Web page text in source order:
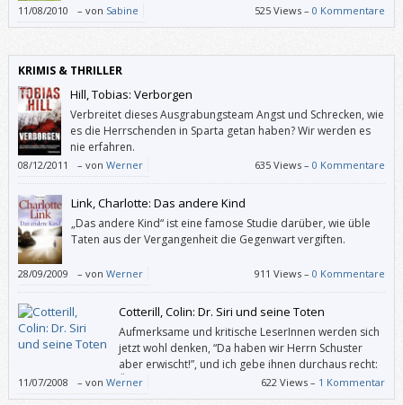
11/08/2010 – von Sabine 525 Views –0 Kommentare
KRIMIS & THRILLER
Hill, Tobias: Verborgen
Verbreitet dieses Ausgrabungsteam Angst und Schrecken, wie
es die Herrschenden in Sparta getan haben? Wir werden es
nie erfahren.
08/12/2011 – von Werner 635 Views –0 Kommentare
Link, Charlotte: Das andere Kind
„Das andere Kind“ ist eine famose Studie darüber, wie üble
Taten aus der Vergangenheit die Gegenwart vergiften.
28/09/2009 – von Werner 911 Views –0 Kommentare
Cotterill, Colin: Dr. Siri und seine Toten
Aufmerksame und kritische LeserInnen werden sich
jetzt wohl denken, “Da haben wir Herrn Schuster
aber erwischt!”, und ich gebe ihnen durchaus recht:
Über vieles, was mir an “Dr. Siri und seine Toten”
gefällt, habe ich an anderem Ort so etwas wie die Nase gerümpft.
11/07/2008 – von Werner 622 Views – 1 Kommentar